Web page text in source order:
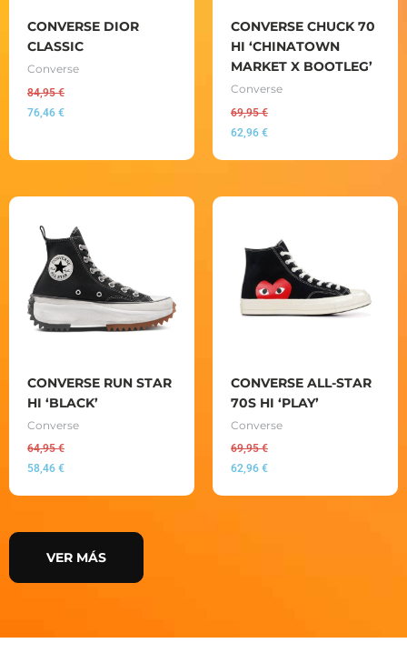
CONVERSE DIOR
CLASSIC
Converse
84,95€
76,46 €
CONVERSE CHUCK 70
HI ‘CHINATOWN
MARKET X BOOTLEG’
Converse
69,95€
62,96 €
CONVERSE RUN STAR
HI ‘BLACK’
Converse
64,95€
58,46 €
CONVERSE ALL-STAR
70S HI ‘PLAY’
Converse
69,95€
62,96 €
VER MÁS